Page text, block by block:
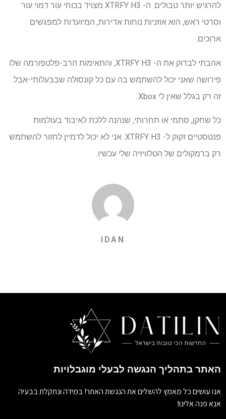
להרגיש יותר טבולים. ה- XTRFY H3 מצויד בכוחי עור דמוי עור
וסרטי ראש, הוא אוזניות נוחות אדירות, המיועדות למפגשים
ארוכים.
אהבתי לבדוק את ה- XTRFY H3, והתאימות הרב-פלטפורמה שלו
פירושה שאני יכול להשתמש בה עם כל קונסולה שבבעלותי-אבל
זה רק בגלל שאין לי Xbox.
כל שחקן, סתמי או תחרותי, שנהנה ללכת לאיבוד בעולמות
פנטסטיים זקוק ל- XTRFY H3. אני לא יכול לדמיין לחזור להשתמש
רק ברמקולים של הטלוויזיה שלי עכשיו.
IDAN
האתר בתהליך הנגשה לבעלי מוגבלויות
אנו עושים כל מאמץ להשלים את הנגשת האתר! במידה ונתקלת בבעיה
אנא פנה אלינו!